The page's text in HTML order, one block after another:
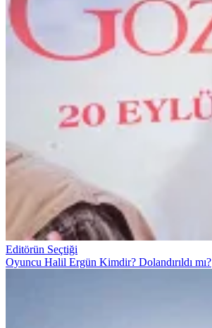
Editörün Seçtiği
Oyuncu Halil Ergün Kimdir? Dolandırıldı mı?